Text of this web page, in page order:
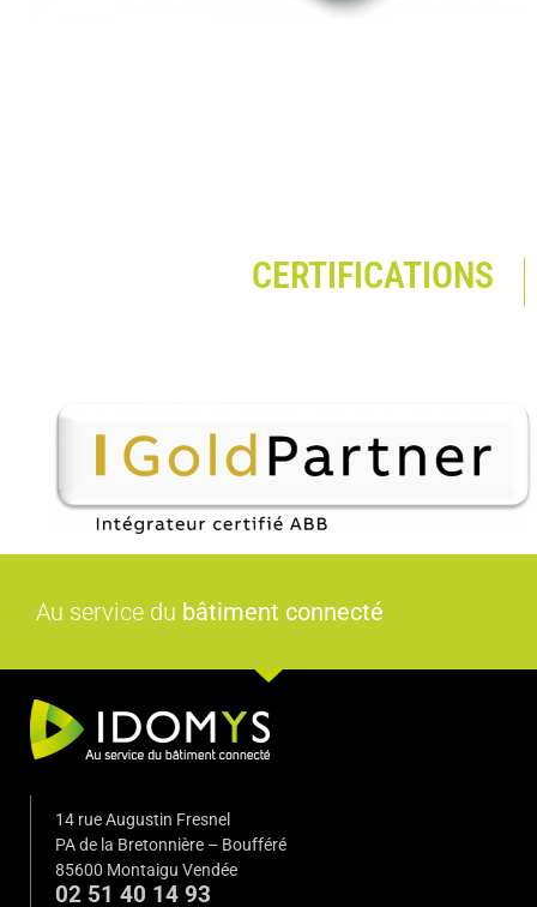
CERTIFICATIONS
Au service du bâtiment connecté
14 rue Augustin Fresnel
PA de la Bretonnière – Boufféré
85600 Montaigu Vendée
02 51 40 14 93